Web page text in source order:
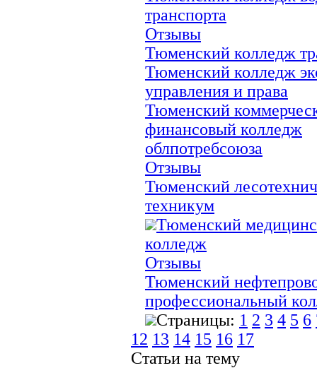
транспорта
Отзывы
Тюменский колледж
Тюменский колледж
управления и права
Тюменский
финансовый колледж
облпотребсоюза
Отзывы
Тюменский
техникум
Тюменский
колледж
Отзывы
Тюменский
профессиональный
Страницы: 1 2 3 4 5 6
12 13 14 15 16 17
Статьи на тему